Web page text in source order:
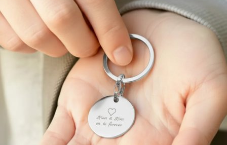
4,8 (basierend auf +15.000 Bewertungen)
Unsere Geschenke begeistern. Kunden bewerten uns mit
4,8 bei Google Reviews (Gesamtergebnis aller Länder, in
die wir versenden).
+49 39292 929695
Montag - Freitag : 8:30 - 17:00 Uhr
Samstag - Sonntag : 8:30 - 13:00 Uhr